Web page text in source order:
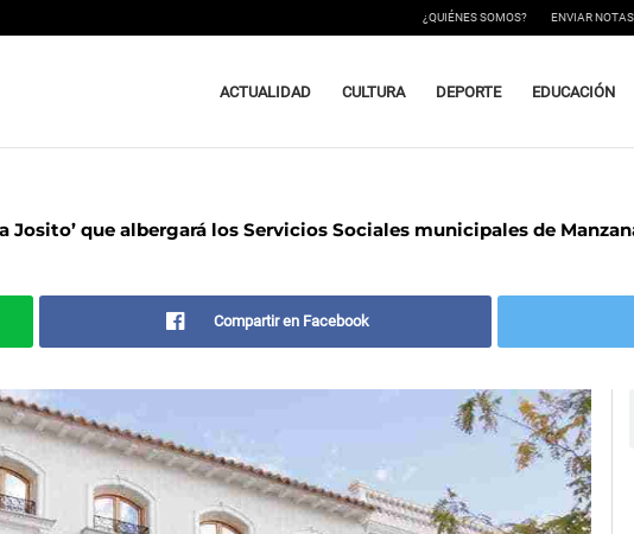
¿QUIÉNES SOMOS? ENVIAR
ACTUALIDAD CULTURA DEPORTE EDUCACIÓN
Josito’ que albergará los Servicios Sociales municipales de
Compartir en Facebook